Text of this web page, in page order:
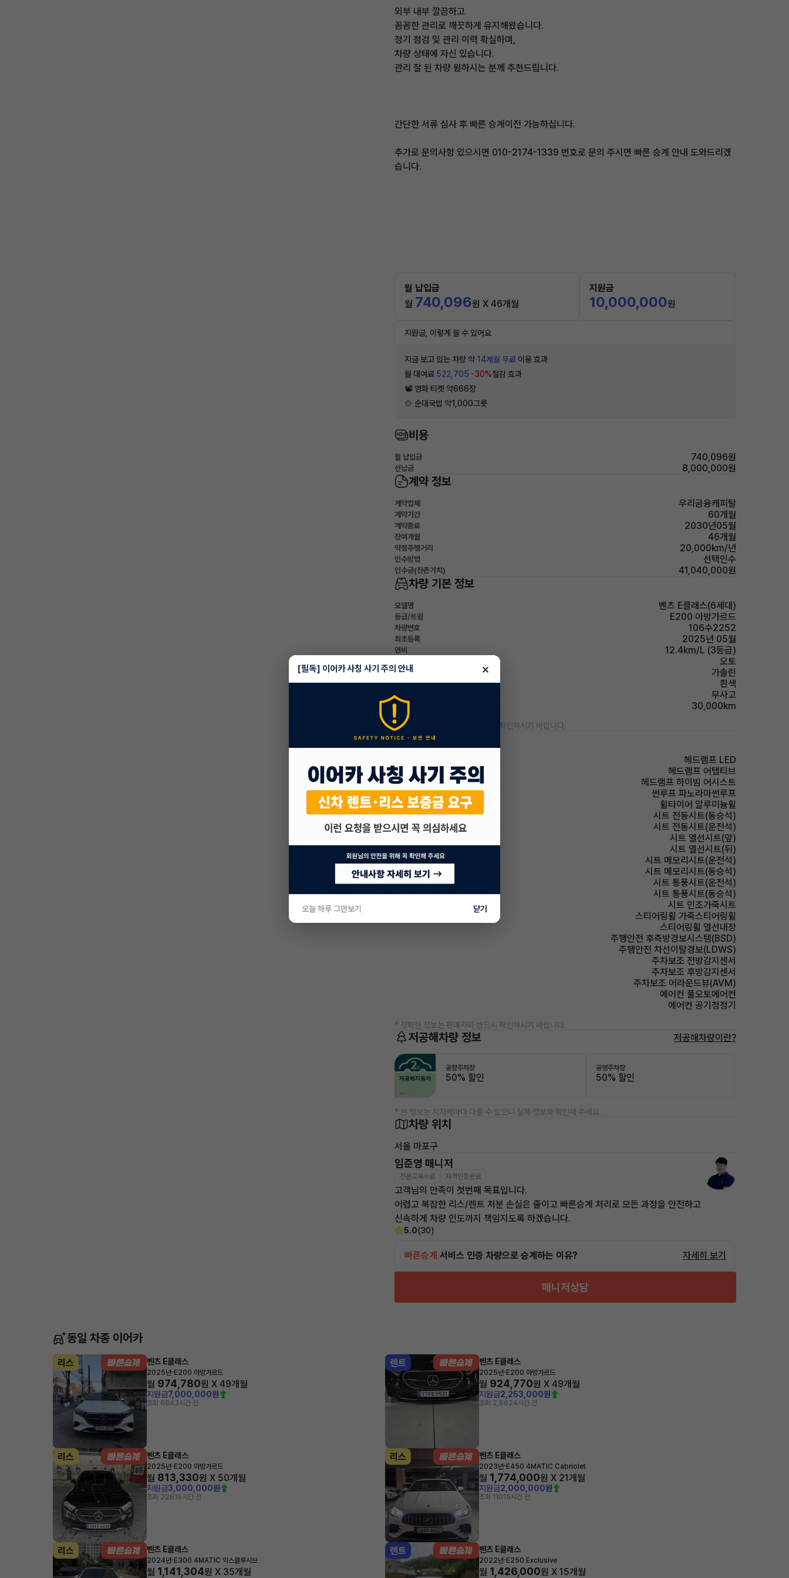
외부 내부 깔끔하고
꼼꼼한 관리로 깨끗하게 유지해왔습니다.
정기 점검 및 관리 이력 확실하며,
차량 상태에 자신 있습니다.
관리 잘 된 차량 원하시는 분께 추천드립니다.
간단한 서류 심사 후 빠른 승계이전 가능하십니다.
추가로 문의사항 있으시면 010-2174-1339 번호로 문의 주시면 빠른 승계 안내 도와드리겠
습니다.
월 납입금
월 740,096원 X 46개월
지원금
10,000,000원
지원금, 이렇게 쓸 수 있어요
지금 보고 있는 차량 약 14개월 무료 이용 효과
월 대여료 522,705 -30%절감 효과
📽 영화 티켓 약666장
🍲 순대국밥 약1,000그릇
비용
월 납입금 740,096원
선납금 8,000,000원
계약 정보
계약업체 우리금융캐피탈
계약기간 60개월
계약종료 2030년05월
잔여개월 46개월
약정주행거리 20,000km/년
인수방법 선택인수
인수금(잔존가치) 41,040,000원
차량 기본 정보
모델명 벤츠 E클래스(6세대)
등급/트림 E200 아방가르드
차량번호 106수2252
최초등록 2025년 05월
연비 12.4km/L (3등급)
오토
유종 가솔린
색상 흰색
사고이력 무사고
주행거리(등록일기준) 30,000km
* 정확한 정보는 판매자와 반드시 확인하시기 바랍니다.
차량 옵션 정보
헤드램프 LED
헤드램프 어탭티브
헤드램프 하이빔 어시스트
썬루프 파노라마썬루프
휠타이어 알루미늄휠
시트 전동시트(동승석)
시트 전동시트(운전석)
시트 열선시트(앞)
시트 열선시트(뒤)
시트 메모리시트(운전석)
시트 메모리시트(동승석)
시트 통풍시트(운전석)
시트 통풍시트(동승석)
시트 인조가죽시트
스티어링휠 가죽스티어링휠
스티어링휠 열선내장
주행안전 후측방경보시스템(BSD)
주행안전 차선이탈경보(LDWS)
주차보조 전방감지센서
주차보조 후방감지센서
주차보조 어라운드뷰(AVM)
에어컨 풀오토에어컨
에어컨 공기청정기
* 정확한 정보는 판매자와 반드시 확인하시기 바랍니다.
저공해차량 정보 저공해차량이란?
공항주차장
50% 할인
공영주차장
50% 할인
* 본 정보는 지자체마다 다를 수 있으니 실제 정보와 확인해 주세요.
차량 위치
서울 마포구
임준영 매니저
전문교육수료 자격인증완료
고객님의 만족이 첫번째 목표입니다.
어렵고 복잡한 리스/렌트 처분 손실은 줄이고 빠른승계 처리로 모든 과정을 안전하고
신속하게 차량 인도까지 책임지도록 하겠습니다.
5.0(30)
빠른승계 서비스 인증 차량으로 승계하는 이유? 자세히 보기
매니저상담
동일 차종 이어카
리스 벤츠 E클래스
2025년· E200 아방가르드
월 974,780원 X 49개월
지원금7,000,000원
조회 6843시간 전
렌트 벤츠 E클래스
2025년· E200 아방가르드
월 924,770원 X 49개월
지원금2,253,000원
조회 2,8624시간 전
리스 벤츠 E클래스
2025년· E200 아방가르드
월 813,330원 X 50개월
지원금3,000,000원
조회 22615시간 전
리스 벤츠 E클래스
2023년· E450 4MATIC Cabriolet
월 1,774,000원 X 21개월
지원금2,000,000원
조회 11015시간 전
리스 벤츠 E클래스
2024년· E300 4MATIC 익스클루시브
월 1,141,304원 X 35개월
렌트 벤츠 E클래스
2022년· E250 Exclusive
월 1,426,000원 X 15개월
[필독] 이어카 사칭 사기 주의 안내 ×
오늘 하루 그만보기 닫기